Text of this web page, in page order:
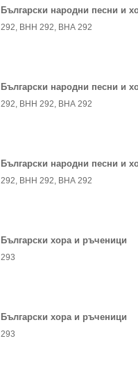
Български народни песни и
292, ВНН 292, ВНА 292
Български народни песни и
292, ВНН 292, ВНА 292
Български народни песни и
292, ВНН 292, ВНА 292
Български хора и ръченици
293
Български хора и ръченици
293